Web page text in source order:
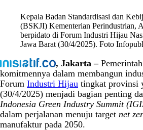
Kepala Badan Standardisasi dan
(BSKJI) Kementerian Perindustrian,
berpidato di Forum Industri Hijau
Jawa Barat (30/4/2025). Foto
, Jakarta –
komitmennya dalam membangun
Forum Industri Hijau tingkat provinsi
(30/4/2025) menjadi bagian penting
Indonesia Green Industry Summit
dalam perjalanan menuju target net
manufaktur pada 2050.